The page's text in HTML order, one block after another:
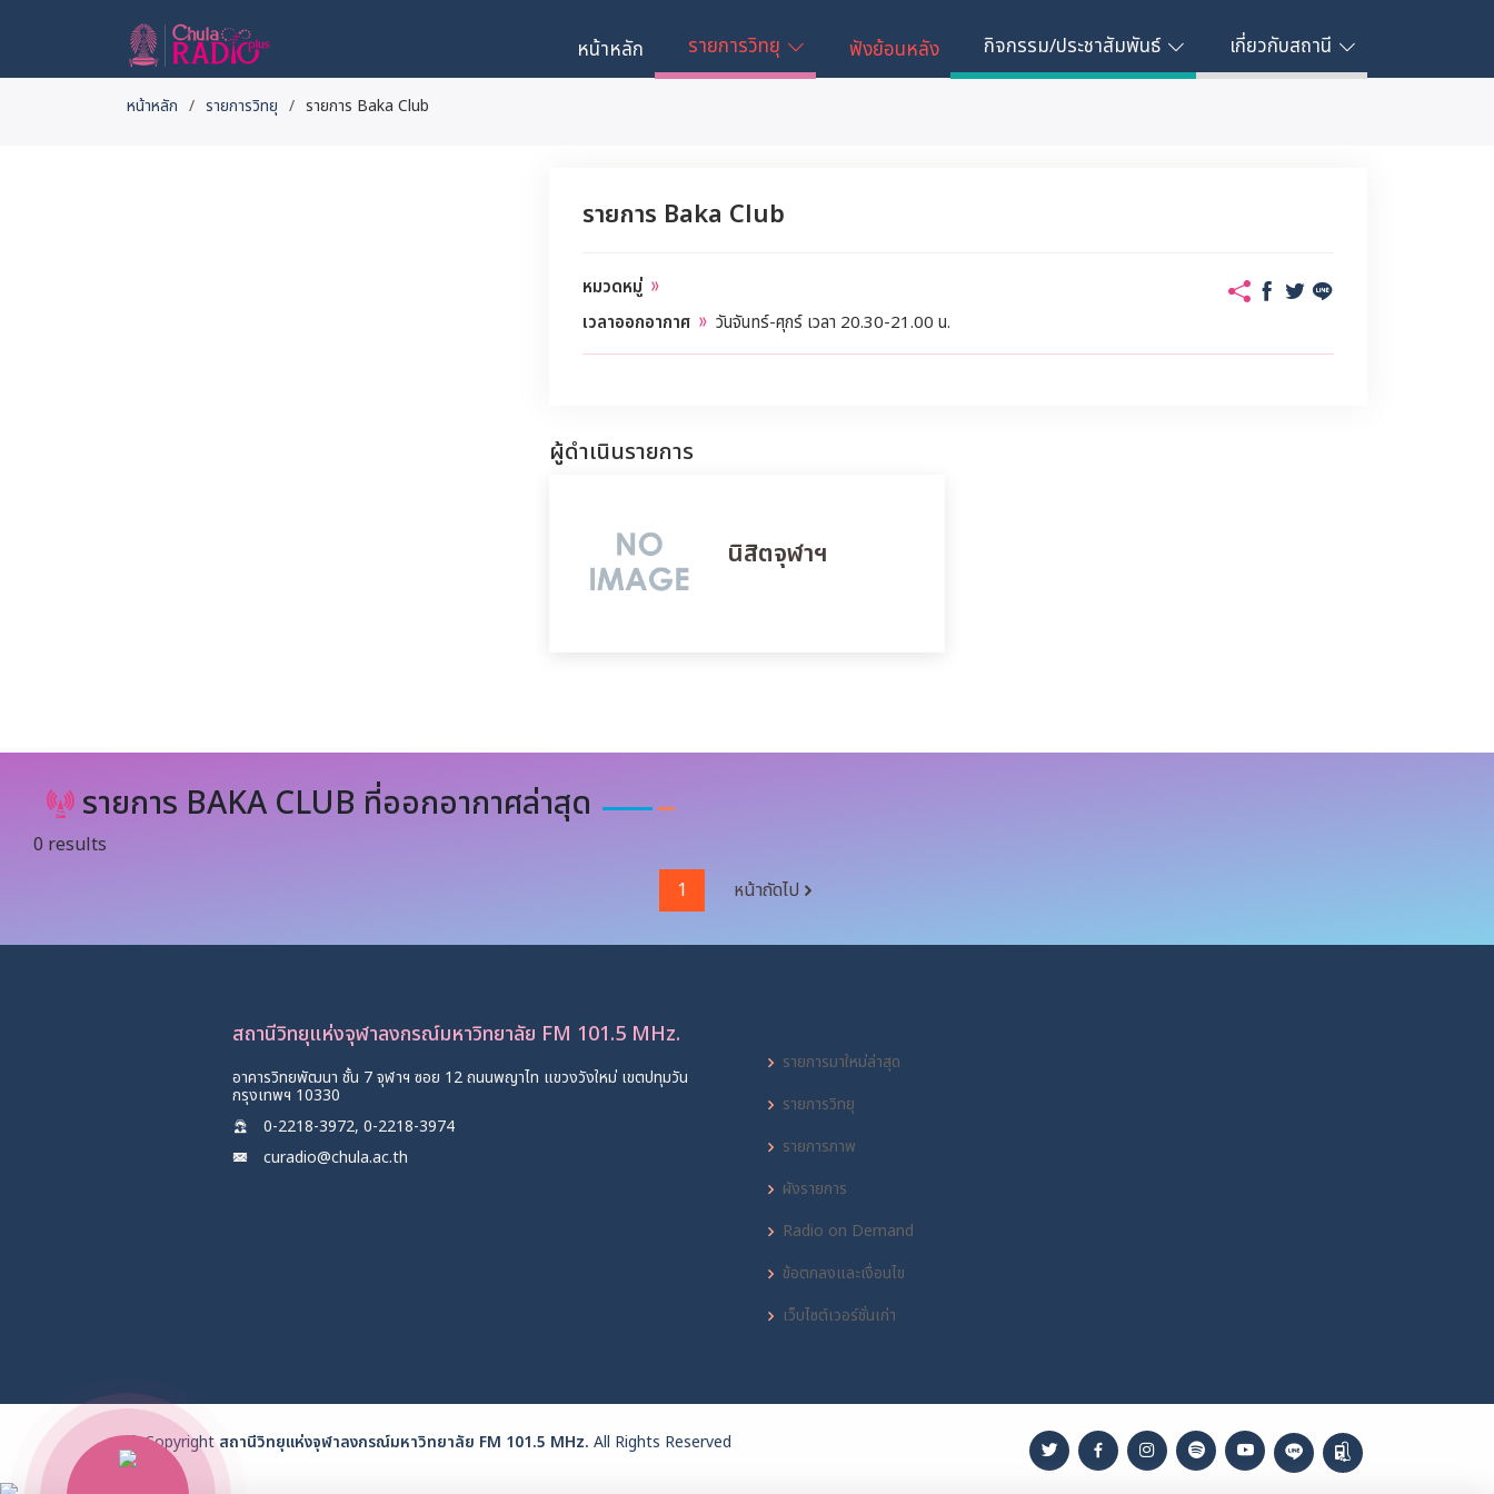
หน้าหลัก รายการวิทยุ ฟังย้อนหลัง กิจกรรม/ประชาสัมพันธ์ เกี่ยวกับสถานี
หน้าหลัก รายการวิทยุ รายการ Baka Club
รายการ Baka Club
หมวดหมู่
เวลาออกอากาศ
วันจันทร์-ศุกร์ เวลา 20.30-21.00 น.
ผู้ดำเนินรายการ
นิสิตจุฬาฯ
รายการ BAKA CLUB ที่ออกอากาศล่าสุด
0 results
1
หน้าถัดไป
สถานีวิทยุแห่งจุฬาลงกรณ์มหาวิทยาลัย FM 101.5 MHz.
อาคารวิทยพัฒนา ชั้น 7 จุฬาฯ ซอย 12 ถนนพญาไท แขวงวังใหม่ เขตปทุมวัน
กรุงเทพฯ 10330
0-2218-3972, 0-2218-3974
curadio@chula.ac.th
รายการมาใหม่ล่าสุด
รายการวิทยุ
รายการภาพ
ผังรายการ
Radio on Demand
ข้อตกลงและเงื่อนไข
เว็บไซต์เวอร์ชั่นเก่า
© Copyright สถานีวิทยุแห่งจุฬาลงกรณ์มหาวิทยาลัย FM 101.5 MHz. All Rights Reserved